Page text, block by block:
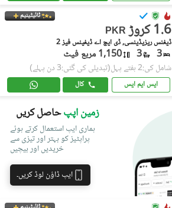
ٹائیٹینیم
PKR 1.6 کروڑ
ڈیفنس ریزیڈینسی, ڈی ایچ اے ڈیفینس فیز 2
3
3 1,150 مربع فیٹ
شامل کی:2 ہفتے پہل (تبدیلی کی گئی:3 دن پہلے)
ایس ایم ایس کال
زمین اپپحاصل کریں
ہماری ایپ استعمال کرتے ہوئے
پراپٹیز کو بہتر اور تیزی سے
خریدیں اور بیچیں
ایپ ڈاؤن لوڈ کریں۔